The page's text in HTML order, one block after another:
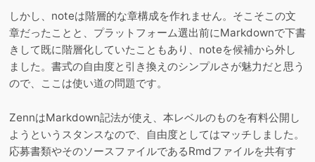
しかし、noteは階層的な章構成を作れません。そこそこの文
章だったことと、プラットフォーム選出前にMarkdownで下書
きして既に階層化していたこともあり、noteを候補から外し
ました。書式の自由度と引き換えのシンプルさが魅力だと思う
ので、ここは使い道の問題です。
ZennはMarkdown記法が使え、本レベルのものを有料公開し
ようというスタンスなので、自由度としてはマッチしました。
応募書類やそのソースファイルであるRmdファイルを共有す